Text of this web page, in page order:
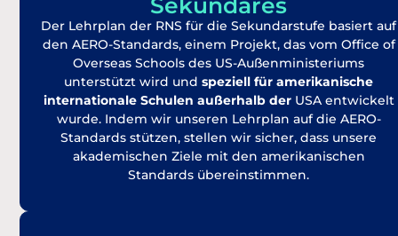
Der Lehrplan der RNS für die Sekundarstufe basiert auf
den AERO-Standards, einem Projekt, das vom Office of
Overseas Schools des US-Außenministeriums
unterstützt wird undspeziell für amerikanische
internationale Schulen außerhalb derUSA entwickelt
wurde. Indem wir unseren Lehrplan auf die AERO-
Standards stützen, stellen wir sicher, dass unsere
akademischen Ziele mit den amerikanischen
Standards übereinstimmen.